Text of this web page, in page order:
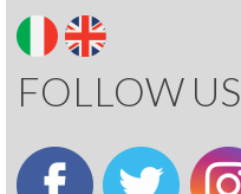
FOLLOW US